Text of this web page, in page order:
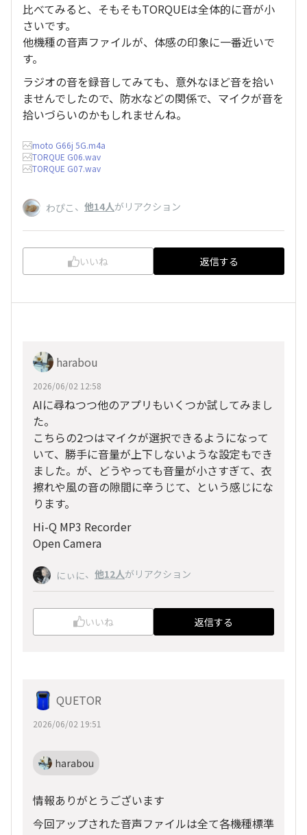
比べてみると、そもそもTORQUEは全体的に音が小
さいです。
他機種の音声ファイルが、体感の印象に一番近いで
す。
ラジオの音を録音してみても、意外なほど音を拾い
ませんでしたので、防水などの関係で、マイクが音を
拾いづらいのかもしれませんね。
moto G66j 5G.m4a
TORQUE G06.wav
TORQUE G07.wav
わぴこ 、 他14人がリアクション
いいね 返信する
harabou
2026/06/02 12:58
AIに尋ねつつ他のアプリもいくつか試してみまし
た。
こちらの2つはマイクが選択できるようになって
いて、勝手に音量が上下しないような設定もでき
ました。が、どうやっても音量が小さすぎて、衣
擦れや風の音の隙間に辛うじて、という感じにな
ります。
Hi-Q MP3 Recorder
Open Camera
にぃに、 他12人がリアクション
いいね 返信する
QUETOR
2026/06/02 19:51
harabou
情報ありがとうございます
今回アップされた音声ファイルは全て各機種標準